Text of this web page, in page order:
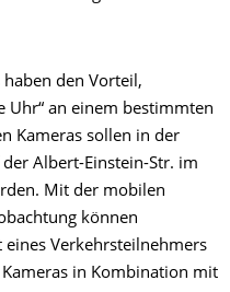
den Vorteil,
Uhr“ an einem bestimmten
Kameras sollen in der
Albert-Einstein-Str. im
Mit der mobilen
können
eines Verkehrsteilnehmers
in Kombination mit